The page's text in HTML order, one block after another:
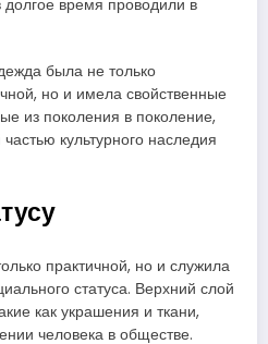
долгое время проводили в
была не только
но и имела свойственные
из поколения в поколение,
культурного наследия
практичной, но и служила
статуса. Верхний слой
как украшения и ткани,
человека в обществе.